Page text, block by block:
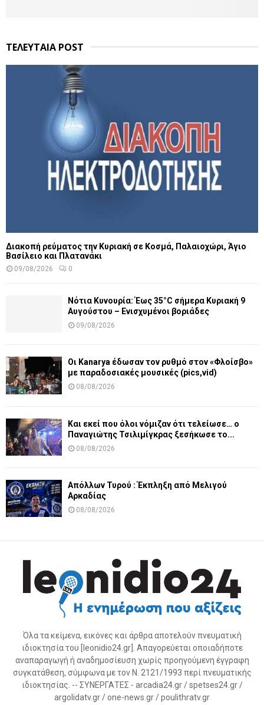
ΤΕΛΕΥΤΑΙΑ POST
Διακοπή ρεύματος την Κυριακή σε Κοσμά, Παλαιοχώρι, Άγιο
Βασίλειο και Πλατανάκι
09/08/2026 0
Νότια Κυνουρία: Έως 35°C σήμερα Κυριακή 9
Αυγούστου – Ενισχυμένοι βοριάδες
09/08/2026
Οι Kanarya έδωσαν τον ρυθμό στον «Φλοίσβο»
με παραδοσιακές μουσικές (pics,vid)
08/08/2026
Και εκεί που όλοι νόμιζαν ότι τελείωσε… ο
Παναγιώτης Τσιλιμίγκρας ξεσήκωσε το...
08/08/2026
Απόλλων Τυρού : Έκπληξη από Μελιγού
Αρκαδίας
08/08/2026
Όλα τα κείμενα, εικόνες και άρθρα αποτελούν πνευματική
ιδιοκτησία του [leonidio24.gr]. Απαγορεύεται οποιαδήποτε
αναπαραγωγή ή αναδημοσίευση χωρίς προηγούμενη έγγραφη
συγκατάθεση, σύμφωνα με τον Ν. 2121/1993 περί πνευματικής
ιδιοκτησίας. -- ΣΥΝΕΡΓΑΤΕΣ - arcadia24.gr / spetses24.gr /
argolidatv.gr / one-news.gr / poulithratv.gr